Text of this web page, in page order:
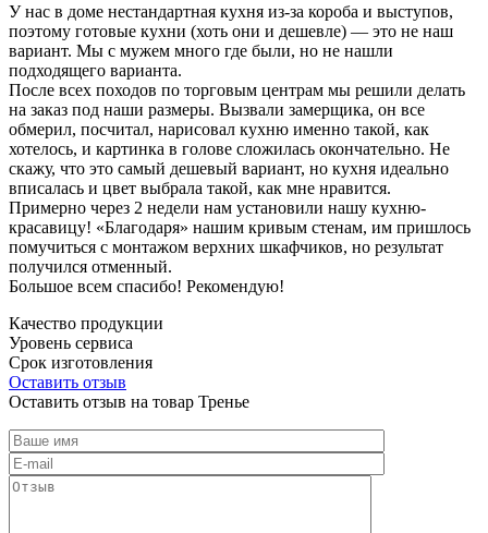
У нас в доме нестандартная кухня из-за короба и выступов,
поэтому готовые кухни (хоть они и дешевле) — это не наш
вариант. Мы с мужем много где были, но не нашли
подходящего варианта.
После всех походов по торговым центрам мы решили делать
на заказ под наши размеры. Вызвали замерщика, он все
обмерил, посчитал, нарисовал кухню именно такой, как
хотелось, и картинка в голове сложилась окончательно. Не
скажу, что это самый дешевый вариант, но кухня идеально
вписалась и цвет выбрала такой, как мне нравится.
Примерно через 2 недели нам установили нашу кухню-
красавицу! «Благодаря» нашим кривым стенам, им пришлось
помучиться с монтажом верхних шкафчиков, но результат
получился отменный.
Большое всем спасибо! Рекомендую!
Качество продукции
Уровень сервиса
Срок изготовления
Оставить отзыв
Оставить отзыв на товар Тренье